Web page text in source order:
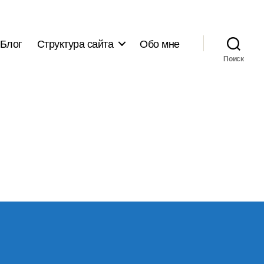
Блог Структура сайта Обо мне
Поиск